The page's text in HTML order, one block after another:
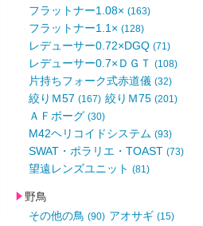
フラットナー1.08× (163)
フラットナー1.1× (128)
レデューサー0.72×DGQ (71)
レデューサー0.7×ＤＧＴ (108)
片持ちフォーク式赤道儀 (32)
絞りＭ57 (167) 絞りＭ75 (201)
ＡＦボーグ (30)
M42ヘリコイドシステム (93)
SWAT・ポラリエ・TOAST (73)
望遠レンズユニット (81)
野鳥
その他の鳥 (90) アオサギ (15)